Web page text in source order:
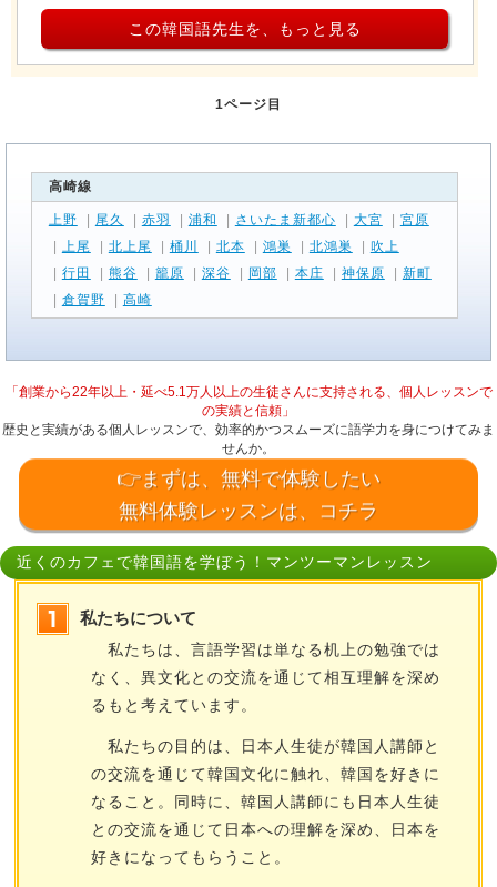
この韓国語先生を、もっと見る
1ページ目
高崎線
上野 | 尾久 | 赤羽 | 浦和 | さいたま新都心 | 大宮 | 宮原
|
上尾 | 北上尾 | 桶川 | 北本 | 鴻巣 | 北鴻巣 | 吹上
| 行田 | 熊谷 | 籠原 | 深谷 | 岡部 | 本庄 | 神保原 | 新町
| 倉賀野 | 高崎
「創業から22年以上・延べ5.1万人以上の生徒さんに支持される、個人レッスンで
の実績と信頼」
歴史と実績がある個人レッスンで、効率的かつスムーズに語学力を身につけてみま
せんか。
👉まずは、無料で体験したい
無料体験レッスンは、コチラ
近くのカフェで韓国語を学ぼう！マンツーマンレッスン
私たちについて
私たちは、言語学習は単なる机上の勉強では
なく、異文化との交流を通じて相互理解を深め
るもと考えています。
私たちの目的は、日本人生徒が韓国人講師と
の交流を通じて韓国文化に触れ、韓国を好きに
なること。同時に、韓国人講師にも日本人生徒
との交流を通じて日本への理解を深め、日本を
好きになってもらうこと。